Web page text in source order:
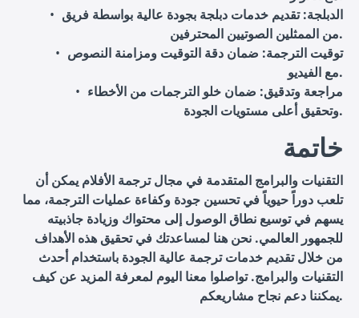
الدبلجة: تقديم خدمات دبلجة بجودة عالية بواسطة فريق
من الممثلين الصوتيين المحترفين.
توقيت الترجمة: ضمان دقة التوقيت ومزامنة النصوص
مع الفيديو.
مراجعة وتدقيق: ضمان خلو الترجمات من الأخطاء
وتحقيق أعلى مستويات الجودة.
خاتمة
التقنيات والبرامج المتقدمة في مجال ترجمة الأفلام يمكن أن
تلعب دوراً حيوياً في تحسين جودة وكفاءة عمليات الترجمة، مما
يسهم في توسيع نطاق الوصول إلى محتواك وزيادة جاذبيته
للجمهور العالمي. نحن هنا لمساعدتك في تحقيق هذه الأهداف
من خلال تقديم خدمات ترجمة عالية الجودة باستخدام أحدث
التقنيات والبرامج. تواصلوا معنا اليوم لمعرفة المزيد عن كيف
يمكننا دعم نجاح مشاريعكم.